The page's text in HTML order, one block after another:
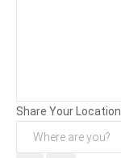
Share Your Location